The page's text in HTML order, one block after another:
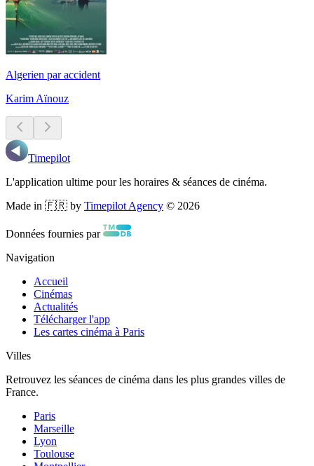
Algerien par accident
Karim Aïnouz
Timepilot
L'application ultime pour les horaires & séances de cinéma.
Made in 🇫🇷 by Timepilot Agency © 2026
Données fournies par
Navigation
Accueil
Cinémas
Actualités
Télécharger l'app
Les cartes cinéma à Paris
Villes
Retrouvez les séances de cinéma dans les plus grandes villes de
France.
Paris
Marseille
Lyon
Toulouse